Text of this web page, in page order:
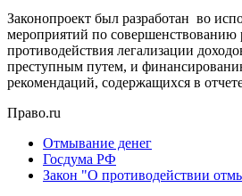
Законопроект был разработан во
мероприятий по совершенствованию
противодействия легализации
преступным путем, и
рекомендаций, содержащихся в
Право.ru
Отмывание денег
Госдума РФ
Закон "О противодействии